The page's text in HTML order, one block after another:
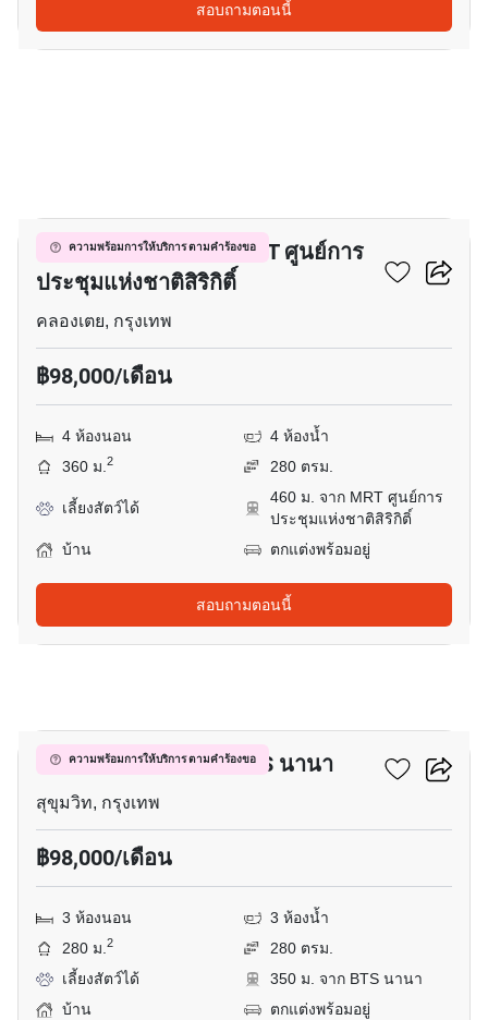
สอบถามตอนนี้
ความพร้อมการให้บริการ ตามคำร้องขอ
บ้าน 4-ห้องนอน ใกล้ MRT ศูนย์การ
ประชุมแห่งชาติสิริกิติ์
คลองเตย, กรุงเทพ
฿98,000/เดือน
4 ห้องนอน
4 ห้องน้ำ
360 ม.2 280 ตรม.
เลี้ยงสัตว์ได้
460 ม. จาก MRT ศูนย์การ
ประชุมแห่งชาติสิริกิติ์
บ้าน
ตกแต่งพร้อมอยู่
สอบถามตอนนี้
ความพร้อมการให้บริการ ตามคำร้องขอ
บ้าน 3-ห้องนอน ใกล้ BTS นานา
สุขุมวิท, กรุงเทพ
฿98,000/เดือน
3 ห้องนอน
3 ห้องน้ำ
280 ม.2
280 ตรม.
เลี้ยงสัตว์ได้
350 ม. จาก BTS นานา
บ้าน
ตกแต่งพร้อมอยู่